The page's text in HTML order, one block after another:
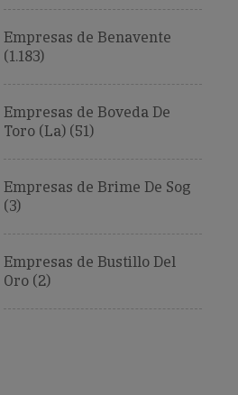
Empresas de Benavente
(1.183)
Empresas de Boveda De
Toro (La) (51)
Empresas de Brime De Sog
(3)
Empresas de Bustillo Del
Oro (2)